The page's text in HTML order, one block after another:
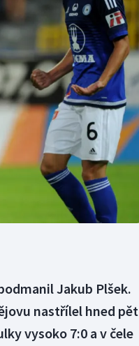
Triatlon
Veslování
Vodní slalom
Volejbal
Ostatní
Jakub Plšek.
nastřílel hned pět
vysoko 7:0 a v čele